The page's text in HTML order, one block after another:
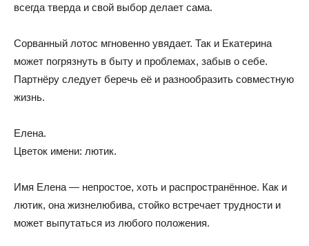
всегда тверда и свой выбор делает сама.
Сорванный лотос мгновенно увядает. Так и Екатерина
может погрязнуть в быту и проблемах, забыв о себе.
Партнёру следует беречь её и разнообразить совместную
жизнь.
Елена.
Цветок имени: лютик.
Имя Елена — непростое, хоть и распространённое. Как и
лютик, она жизнелюбива, стойко встречает трудности и
может выпутаться из любого положения.